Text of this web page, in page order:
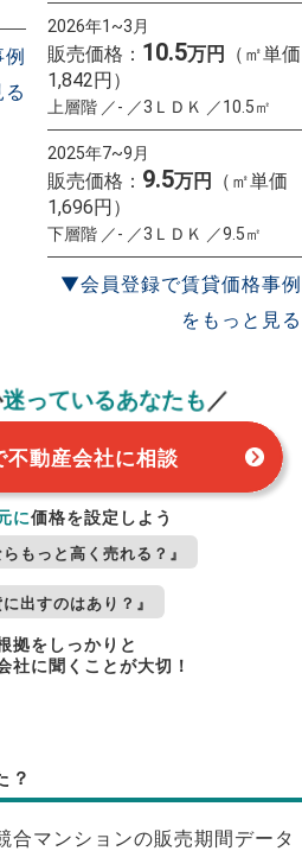
2026年1~3月
販売価格： 10.5万円
（㎡単価
1,842円）
上層階 ／- ／3ＬＤＫ ／10.5㎡
2025年7~9月
販売価格： 9.5万円
（㎡単価
1,696円）
下層階 ／- ／3ＬＤＫ ／9.5㎡
▼会員登録で賃貸価格事例
をもっと見る
迷っているあなたも／
不動産会社に相談
に価格を設定しよう
らもっと高く売れる？』
に出すのはあり？』
拠をしっかりと
社に聞くことが大切！
？
合マンションの販売期間データ